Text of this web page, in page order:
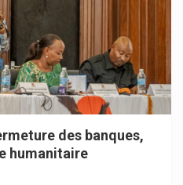
des banques,
humanitaire